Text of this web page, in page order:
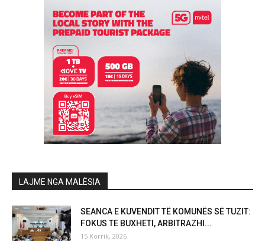
LAJME NGA MALËSIA
SEANCA E KUVENDIT TË KOMUNËS SË TUZIT:
FOKUS TE BUXHETI, ARBITRAZHI...
15 Korrik, 2026